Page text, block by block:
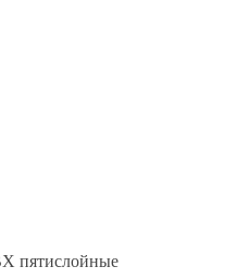
пятислойные